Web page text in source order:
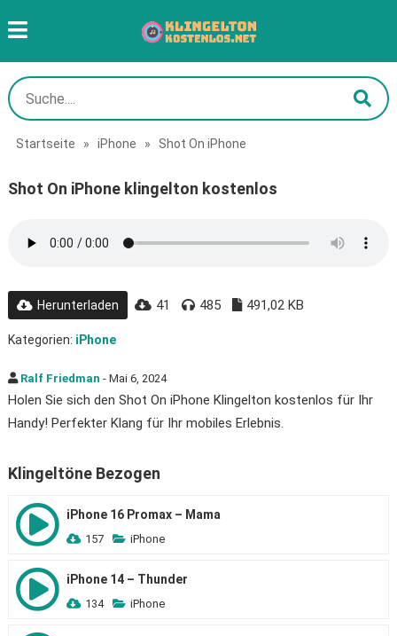
Startseite » iPhone » Shot On iPhone
Shot On iPhone klingelton kostenlos
Herunterladen 41 485 491,02 KB
Kategorien: iPhone
Ralf Friedman - Mai 6, 2024
Holen Sie sich den Shot On iPhone Klingelton kostenlos für Ihr
Handy! Perfekter Klang für Ihr mobiles Erlebnis.
Klingeltöne Bezogen
iPhone 16 Promax – Mama
157 iPhone
iPhone 14 – Thunder
134 iPhone